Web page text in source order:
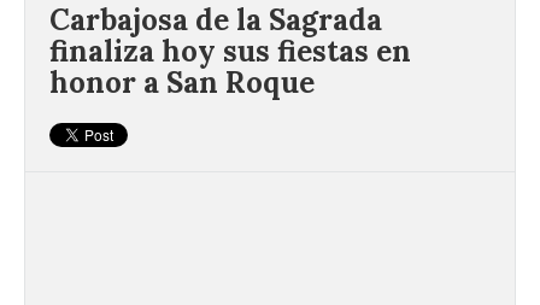
Carbajosa de la Sagrada
finaliza hoy sus fiestas en
honor a San Roque